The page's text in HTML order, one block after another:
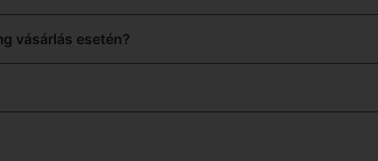
vásárlás esetén?